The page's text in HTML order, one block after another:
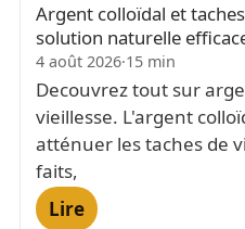
Argent colloïdal et
solution naturelle
4 août 2026·15 min
Decouvrez tout sur
vieillesse. L'argent
atténuer les taches de
faits,
Lire